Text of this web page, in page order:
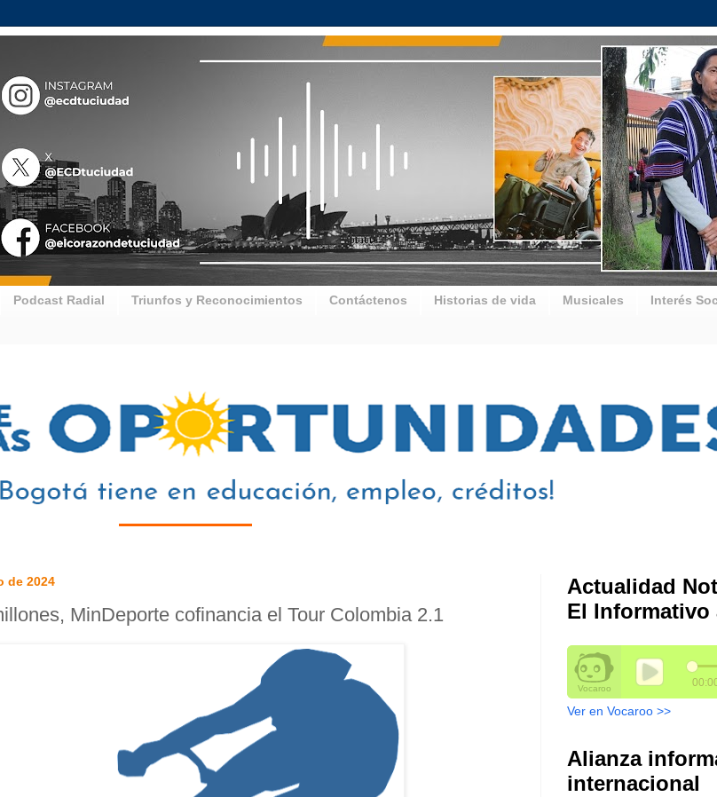
Podcast Radial Triunfos y Reconocimientos Contáctenos Historias de vida Musicales Interés
de 2024
MinDeporte cofinancia el Tour Colombia 2.1
Actualidad
El Informativo
Ver en Vocaroo >>
Alianza
internacional